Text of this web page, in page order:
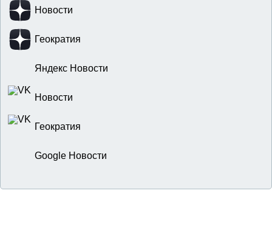
Новости
Геократия
Яндекс Новости
Новости
Геократия
Google Новости